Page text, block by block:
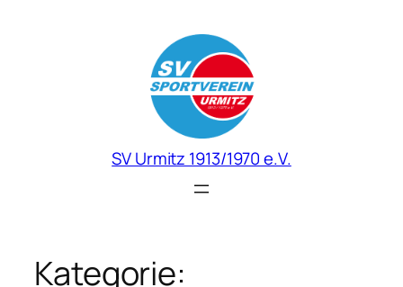
SV Urmitz 1913/1970 e.V.
Kategorie: